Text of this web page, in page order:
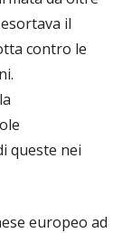
il
contro le
queste nei
europeo ad